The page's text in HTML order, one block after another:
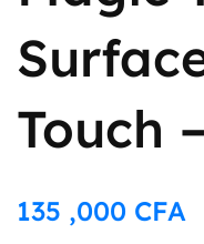
Touch
135 ,000 CFA